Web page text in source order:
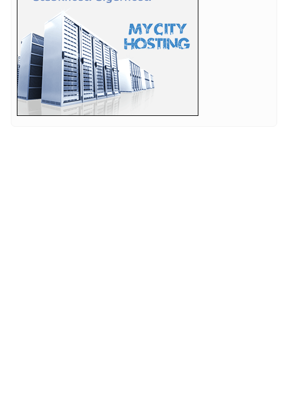
22:57:Skopljanac kamenjem gađao policijski helikopter za
gašenje po...
22:57:Narodna banka Švajcarske predstavila 12 predloga
dizajna novčan...
22:57:Majka dječaka iz BiH koji je učestvovao u tragediji: Plačem i